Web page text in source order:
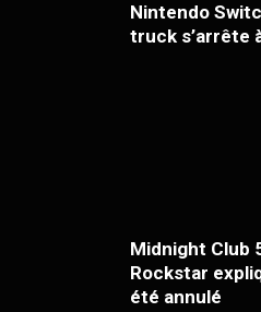
Nintendo
truck s’arrête
Midnight Club
Rockstar
été annulé